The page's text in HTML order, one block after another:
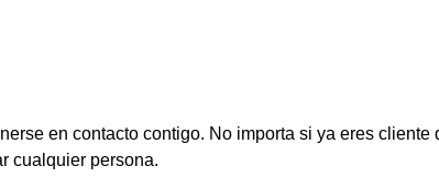
en contacto contigo. No importa si ya eres cliente
cualquier persona.